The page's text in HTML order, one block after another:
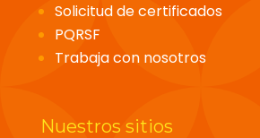
Solicitud de certificados
PQRSF
Trabaja con nosotros
Nuestros sitios